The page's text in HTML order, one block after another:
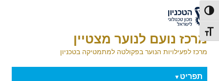
דלג לתוכן
דלג לניווט
הפעל/כבה ניגודיות גבוהה
מתג גודל גופן
לאתר הטכניון
מרכז נועם לנוער מצטיין
מרכז לפעילויות הנוער בפקולטה למתמטיקה בטכניון
תפריט